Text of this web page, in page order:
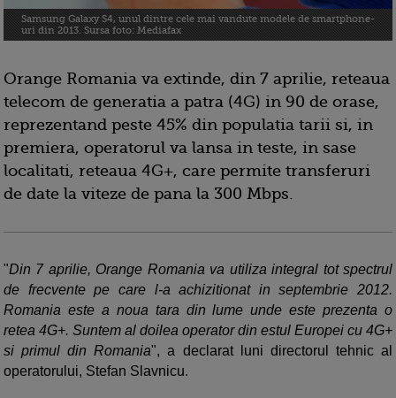
Samsung Galaxy S4, unul dintre cele mai vandute modele de smartphone-
uri din 2013. Sursa foto: Mediafax
Orange Romania va extinde, din 7 aprilie, reteaua
telecom de generatia a patra (4G) in 90 de orase,
reprezentand peste 45% din populatia tarii si, in
premiera, operatorul va lansa in teste, in sase
localitati, reteaua 4G+, care permite transferuri
de date la viteze de pana la 300 Mbps.
"Din 7 aprilie, Orange Romania va utiliza integral tot spectrul
de frecvente pe care l-a achizitionat in septembrie 2012.
Romania este a noua tara din lume unde este prezenta o
retea 4G+. Suntem al doilea operator din estul Europei cu 4G+
si primul din Romania", a declarat luni directorul tehnic al
operatorului, Stefan Slavnicu.